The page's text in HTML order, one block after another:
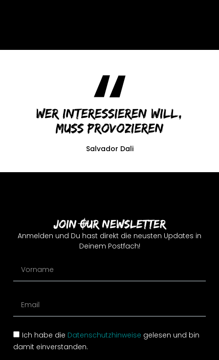
Wer interessieren will,
muss provozieren
Salvador Dali
Join Our Newsletter
Anmelden und Du hast direkt die neusten Updates in
Deinem Postfach!
Ich habe die Datenschutzhinweise gelesen und bin
damit einverstanden.